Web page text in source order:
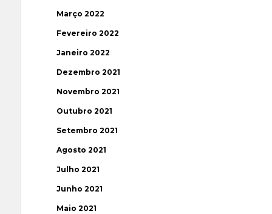
Março 2022
Fevereiro 2022
Janeiro 2022
Dezembro 2021
Novembro 2021
Outubro 2021
Setembro 2021
Agosto 2021
Julho 2021
Junho 2021
Maio 2021